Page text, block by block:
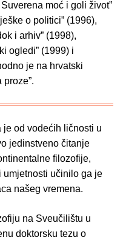
moć i goli život”
o politici” (1996),
i arhiv” (1998),
ogledi” (1999) i
je na hrvatski
je od vodećih ličnosti u
jedinstveno čitanje
filozofije,
učinilo ga je
našeg vremena.
na Sveučilištu u
doktorsku tezu o